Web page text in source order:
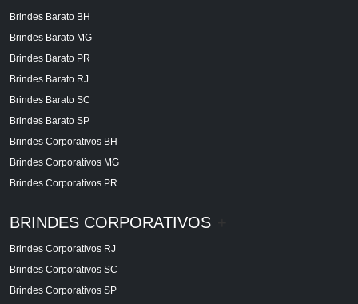
Brindes Barato BH
Brindes Barato MG
Brindes Barato PR
Brindes Barato RJ
Brindes Barato SC
Brindes Barato SP
Brindes Corporativos BH
Brindes Corporativos MG
Brindes Corporativos PR
BRINDES CORPORATIVOS
Brindes Corporativos RJ
Brindes Corporativos SC
Brindes Corporativos SP